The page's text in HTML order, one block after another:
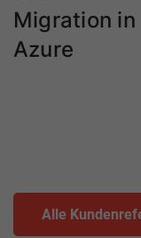
Migration in
Azure
Alle